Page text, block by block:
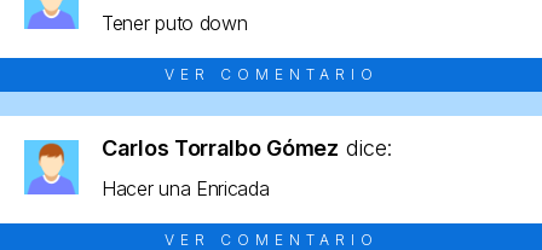
Tener puto down
VER COMENTARIO
Carlos Torralbo Gómez dice:
Hacer una Enricada
VER COMENTARIO